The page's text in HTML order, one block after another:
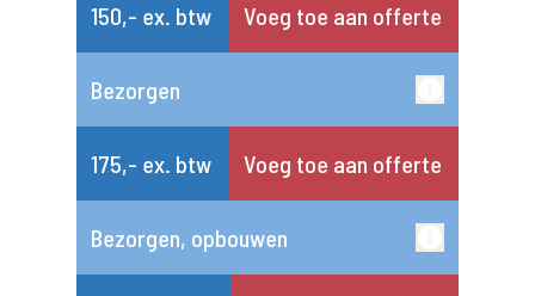
150,- ex. btw Voeg toe aan offerte
Bezorgen
175,- ex. btw Voeg toe aan offerte
Bezorgen, opbouwen